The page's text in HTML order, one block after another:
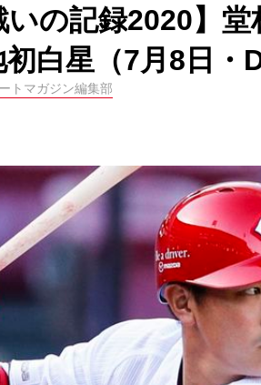
いの記録2020】
白星（7月8日・
トマガジン編集部